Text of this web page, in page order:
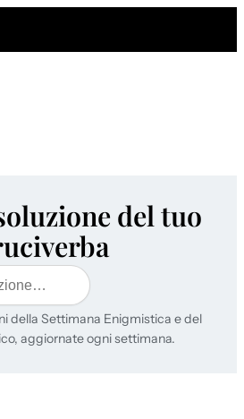
del tuo
della Settimana Enigmistica e del
aggiornate ogni settimana.